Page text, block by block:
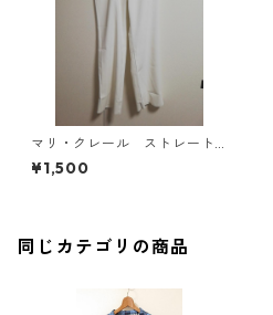
マリ・クレール ストレート
パンツ 4L ホワイト MAA
-2569
¥1,500
同じカテゴリの商品